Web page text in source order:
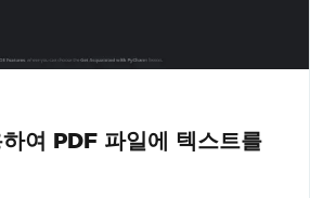
여 PDF 파일에 텍스트를